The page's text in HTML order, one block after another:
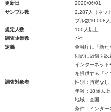
更新日
2020/06/01
サンプル数
2,287人（ネッ
プル数10,008人
規定人数
100人以上
調査企業数
7社
定義
金融庁に「新た
則的に店舗を設
インターネット
を提供する「イ
調査対象者
性別：指定なし
年齢：18歳以上
地域：全国
条件：インター